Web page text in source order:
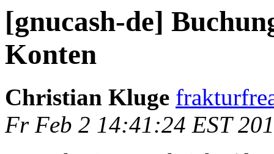
[gnucash-de]
Konten
Christian Kluge
Fr Feb 2 14:41:24 EST